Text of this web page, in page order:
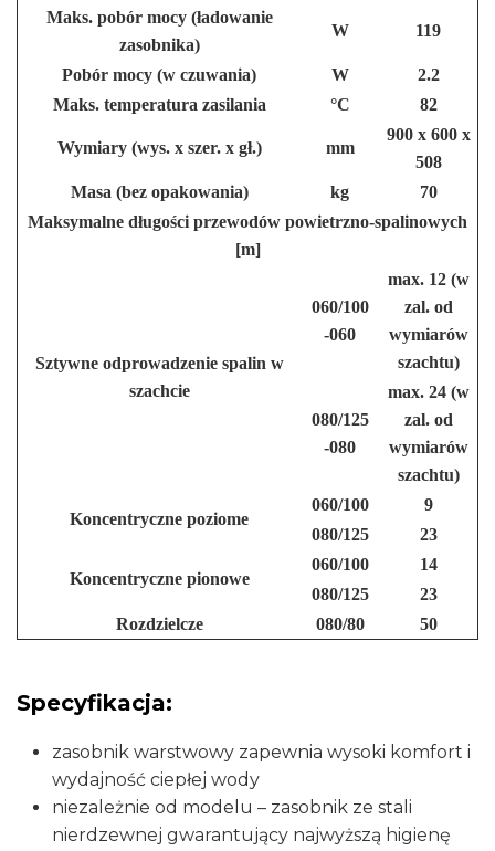
Maks. pobór mocy (ładowanie
zasobnika)
W 119
Pobór mocy (w czuwania) W
2.2
Maks. temperatura zasilania
°C 82
Wymiary (wys. x szer. x gł.) mm
900 x 600 x
508
Masa (bez opakowania)
kg
70
Maksymalne długości przewodów powietrzno-spalinowych
[m]
Sztywne odprowadzenie spalin w
szachcie
060/100
-060
max. 12 (w
zal. od
wymiarów
szachtu)
080/125
-080
max. 24 (w
zal. od
wymiarów
szachtu)
Koncentryczne poziome
060/100
9
080/125
23
Koncentryczne pionowe
060/100
14
080/125
23
Rozdzielcze
080/80 50
Specyfikacja:
zasobnik warstwowy zapewnia wysoki komfort i
wydajność ciepłej wody
niezależnie od modelu – zasobnik ze stali
nierdzewnej gwarantujący najwyższą higienę